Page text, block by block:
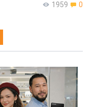
1959 0